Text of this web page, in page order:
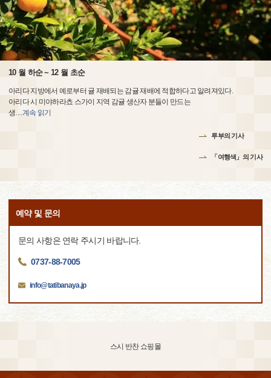
10 월 하순 ~ 12 월 초순
아리다 지방에서 예로부터 귤 재배되는 감귤 재배에 적합하다고 알려져있다.
아리다 시 미야하라쵸 스가이 지역 감귤 생산자 분들이 만드는
생…계속 읽기
루부의 기사
「여행색」의 기사
예약 및 문의
문의 사항은 연락 주시기 바랍니다.
0737-88-7005
info@tatibanaya.jp
스시 반찬 쇼핑몰